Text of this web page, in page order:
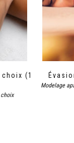
(1
Modelage